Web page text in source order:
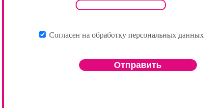
Согласен на обработку персональных данных